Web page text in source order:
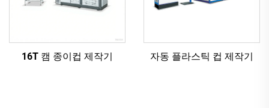
16T 캠 종이컵 제작기 자동 플라스틱 컵 제작기